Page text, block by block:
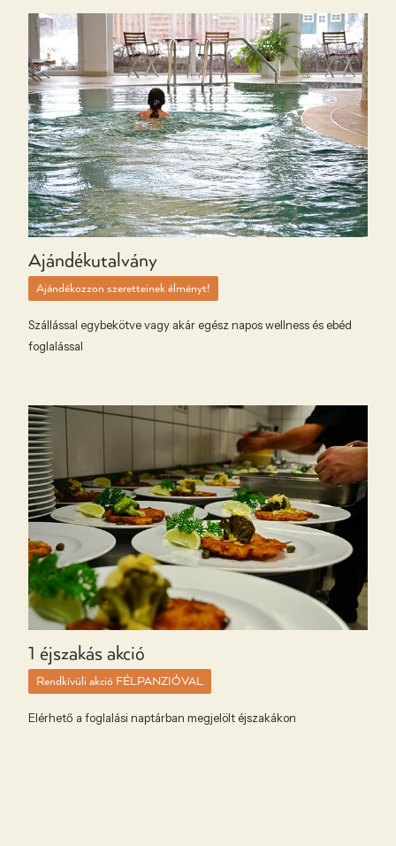
Ajándékutalvány
Ajándékozzon szeretteinek élményt!
Szállással egybekötve vagy akár egész napos wellness és ebéd
foglalással
1 éjszakás akció
Rendkívüli akció FÉLPANZIÓVAL
Elérhető a foglalási naptárban megjelölt éjszakákon